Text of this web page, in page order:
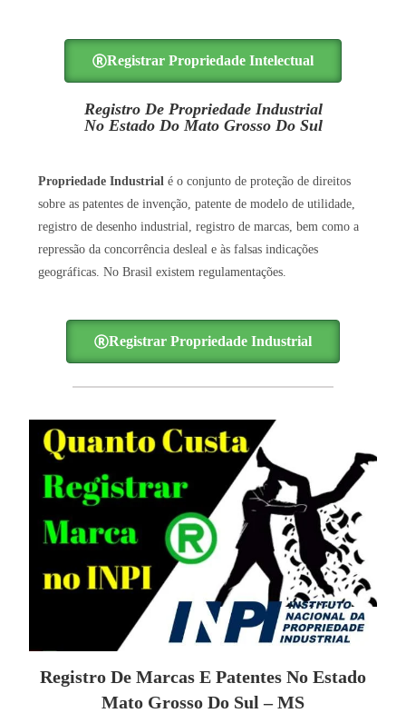
Registrar Propriedade Intelectual
Registro De Propriedade Industrial
No Estado Do Mato Grosso Do Sul
Propriedade Industrial é o conjunto de proteção de direitos
sobre as patentes de invenção, patente de modelo de utilidade,
registro de desenho industrial, registro de marcas, bem como a
repressão da concorrência desleal e às falsas indicações
geográficas. No Brasil existem regulamentações.
Registrar Propriedade Industrial
Registro De Marcas E Patentes No Estado
Mato Grosso Do Sul – MS